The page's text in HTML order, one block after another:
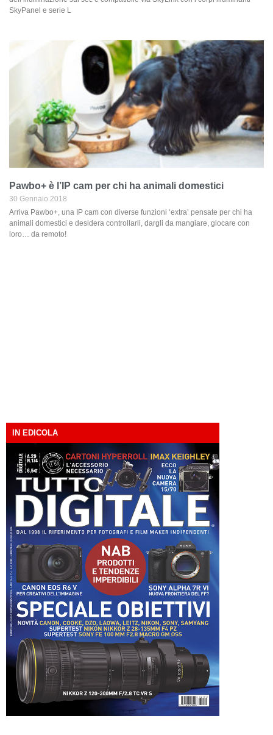
SkyPanel e serie L
Pawbo+ è l’IP cam per chi ha animali domestici
30 Gennaio 2018
Arriva Pawbo+, una IP cam con diverse funzioni ‘extra’ pensate per chi ha
animali domestici e desidera controllarli, dargli da mangiare, giocare con
loro… da remoto!
IN EDICOLA